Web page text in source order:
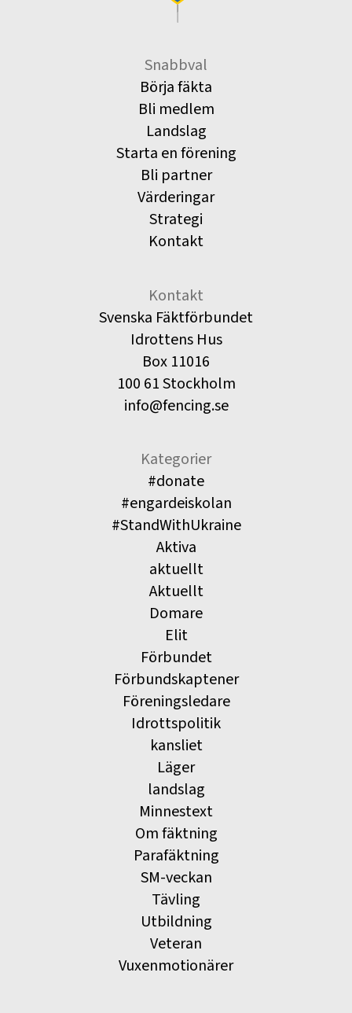
Snabbval
Börja fäkta
Bli medlem
Landslag
Starta en förening
Bli partner
Värderingar
Strategi
Kontakt
Kontakt
Svenska Fäktförbundet
Idrottens Hus
Box 11016
100 61 Stockholm
info@fencing.se
Kategorier
#donate
#engardeiskolan
#StandWithUkraine
Aktiva
aktuellt
Aktuellt
Domare
Elit
Förbundet
Förbundskaptener
Föreningsledare
Idrottspolitik
kansliet
Läger
landslag
Minnestext
Om fäktning
Parafäktning
SM-veckan
Tävling
Utbildning
Veteran
Vuxenmotionärer